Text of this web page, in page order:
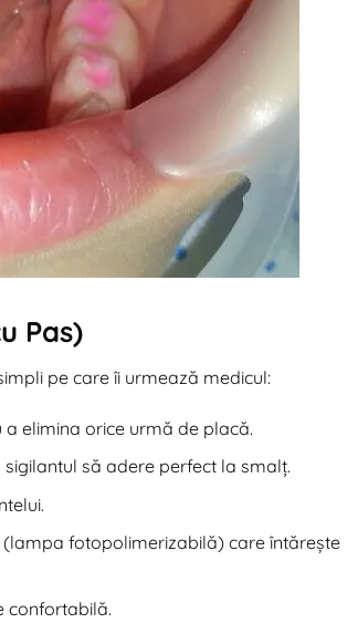
Pas)
pe care îi urmează medicul:
elimina orice urmă de placă.
să adere perfect la smalț.
fotopolimerizabilă) care întărește
confortabilă.